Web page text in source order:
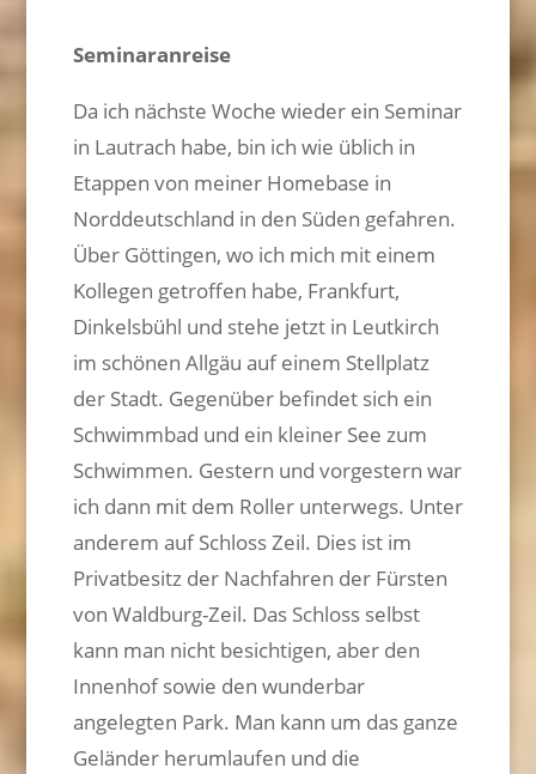
Seminaranreise
Da ich nächste Woche wieder ein Seminar
in Lautrach habe, bin ich wie üblich in
Etappen von meiner Homebase in
Norddeutschland in den Süden gefahren.
Über Göttingen, wo ich mich mit einem
Kollegen getroffen habe, Frankfurt,
Dinkelsbühl und stehe jetzt in Leutkirch
im schönen Allgäu auf einem Stellplatz
der Stadt. Gegenüber befindet sich ein
Schwimmbad und ein kleiner See zum
Schwimmen. Gestern und vorgestern war
ich dann mit dem Roller unterwegs. Unter
anderem auf Schloss Zeil. Dies ist im
Privatbesitz der Nachfahren der Fürsten
von Waldburg-Zeil. Das Schloss selbst
kann man nicht besichtigen, aber den
Innenhof sowie den wunderbar
angelegten Park. Man kann um das ganze
Geländer herumlaufen und die